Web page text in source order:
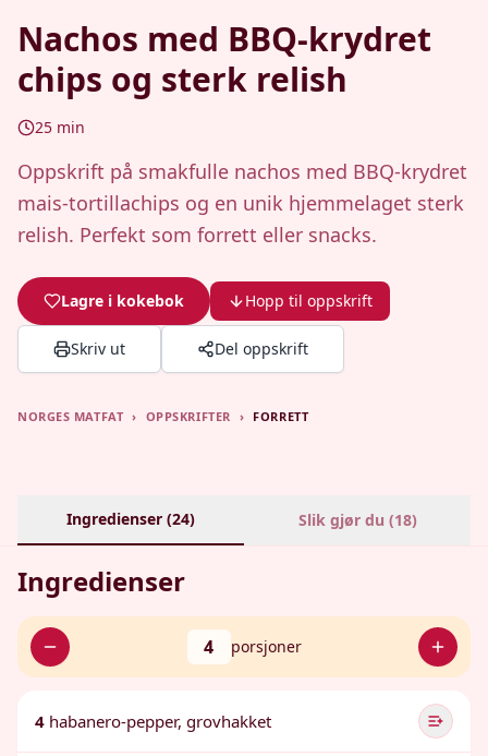
Nachos med BBQ-krydret
chips og sterk relish
25 min
Oppskrift på smakfulle nachos med BBQ-krydret
mais-tortillachips og en unik hjemmelaget sterk
relish. Perfekt som forrett eller snacks.
Lagre i kokebok Hopp til oppskrift
Skriv ut Del oppskrift
NORGES MATFAT › OPPSKRIFTER › FORRETT
Ingredienser (24) Slik gjør du (18)
Ingredienser
4 porsjoner
4 habanero-pepper, grovhakket